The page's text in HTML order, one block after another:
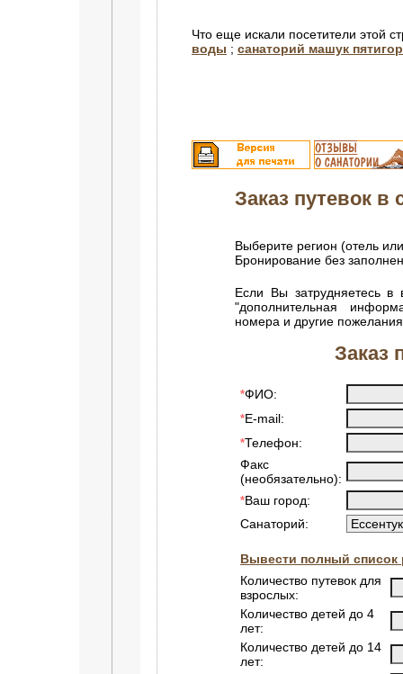
Что еще искали посетители этой
воды ; санаторий машук
Заказ путевок в
Выберите регион (отель
Бронирование без
Если Вы затрудняетесь
"дополнительная
номера и другие
Заказ
*ФИО:
*E-mail:
*Телефон:
Факс
(необязательно):
*Ваш город:
Санаторий:
Вывести полный список
Количество путевок для
взрослых:
Количество детей до 4
лет:
Количество детей до 14
лет: